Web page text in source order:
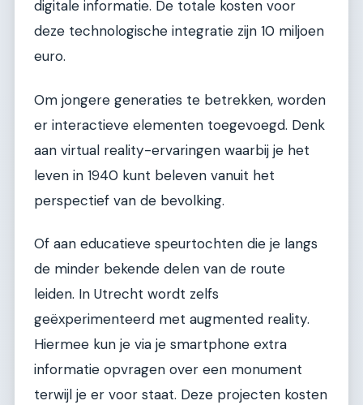
digitale informatie. De totale kosten voor
deze technologische integratie zijn 10 miljoen
euro.
Om jongere generaties te betrekken, worden
er interactieve elementen toegevoegd. Denk
aan virtual reality-ervaringen waarbij je het
leven in 1940 kunt beleven vanuit het
perspectief van de bevolking.
Of aan educatieve speurtochten die je langs
de minder bekende delen van de route
leiden. In Utrecht wordt zelfs
geëxperimenteerd met augmented reality.
Hiermee kun je via je smartphone extra
informatie opvragen over een monument
terwijl je er voor staat. Deze projecten kosten